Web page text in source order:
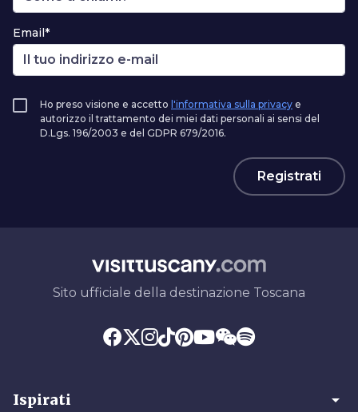
Email*
Ho preso visione e accetto l'informativa sulla privacy e
autorizzo il trattamento dei miei dati personali ai sensi del
D.Lgs. 196/2003 e del GDPR 679/2016.
Registrati
Sito ufficiale della destinazione Toscana
Ispirati arrow_drop_down